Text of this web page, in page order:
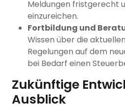
Meldungen fristgerecht
einzureichen.
Fortbildung und
Wissen über die
Regelungen auf dem
bei Bedarf einen
Zukünftige
Ausblick